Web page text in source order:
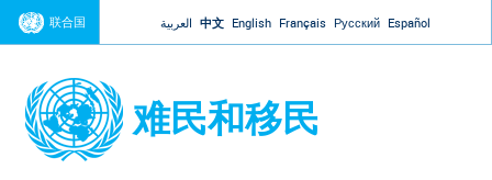
Jump to navigation
联合国 العربية 中文 English Français Русский Español
难民和移民